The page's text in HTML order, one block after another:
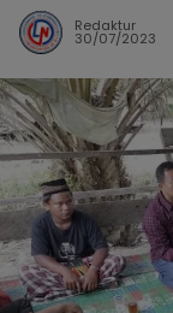
Redaktur
30/07/2023